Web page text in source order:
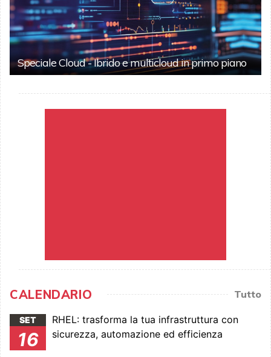
Speciale Cloud - Ibrido e multicloud in primo piano
CALENDARIO Tutto
SET
16
RHEL: trasforma la tua infrastruttura con
sicurezza, automazione ed efficienza